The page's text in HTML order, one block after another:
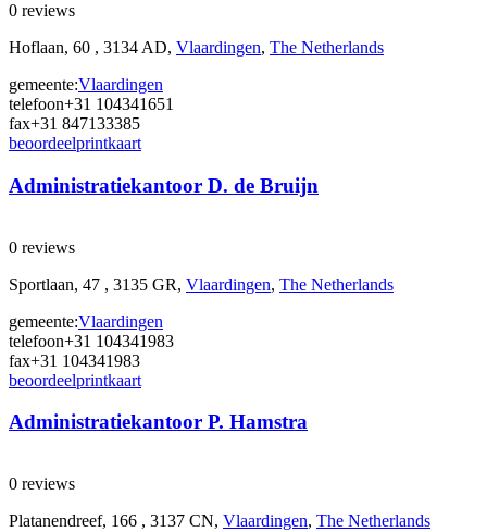
0 reviews
Hoflaan, 60 , 3134 AD, Vlaardingen, The Netherlands
gemeente:Vlaardingen
telefoon+31 104341651
fax+31 847133385
beoordeelprintkaart
Administratiekantoor D. de Bruijn
0 reviews
Sportlaan, 47 , 3135 GR, Vlaardingen, The Netherlands
gemeente:Vlaardingen
telefoon+31 104341983
fax+31 104341983
beoordeelprintkaart
Administratiekantoor P. Hamstra
0 reviews
Platanendreef, 166 , 3137 CN, Vlaardingen, The Netherlands